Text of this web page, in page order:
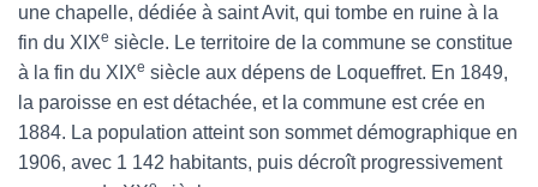
une chapelle, dédiée à saint Avit, qui tombe en ruine à la
fin du XIXe siècle. Le territoire de la commune se constitue
à la fin du XIXe siècle aux dépens de Loqueffret. En 1849,
la paroisse en est détachée, et la commune est crée en
1884. La population atteint son sommet démographique en
1906, avec 1 142 habitants, puis décroît progressivement